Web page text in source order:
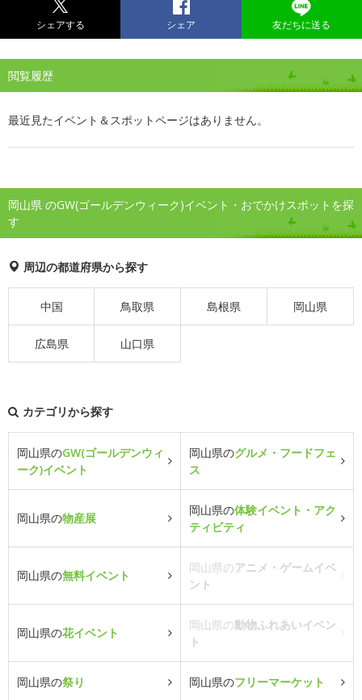
シェアする シェア 友だちに送る
閲覧履歴
最近見たイベント＆スポットページはありません。
岡山県 のGW(ゴールデンウィーク)イベント・おでかけスポットを探
す
周辺の都道府県から探す
中国 鳥取県 島根県 岡山県
広島県 山口県
カテゴリから探す
岡山県のGW(ゴールデンウィ
ーク)イベント
岡山県のグルメ・フードフェ
ス
岡山県の物産展
岡山県の体験イベント・アク
ティビティ
岡山県の無料イベント
岡山県のアニメ・ゲームイベ
ント
岡山県の花イベント
岡山県の動物ふれあいイベン
ト
岡山県の祭り 岡山県のフリーマーケット